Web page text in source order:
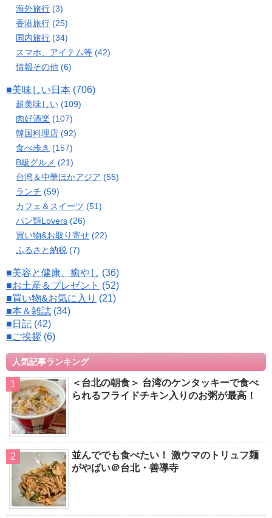
海外旅行 (3)
香港旅行 (25)
国内旅行 (34)
スマホ、アイテム等 (42)
情報その他 (6)
■美味しい日本 (706)
超美味しい (109)
肉好酒楽 (107)
韓国料理店 (92)
食べ歩き (157)
B級グルメ (21)
台湾＆中華ほかアジア (55)
ランチ (59)
カフェ＆スイーツ (51)
パン類Lovers (26)
買い物&お取り寄せ (22)
ふるさと納税 (7)
■美容と健康、癒やし (36)
■お土産＆プレゼント (52)
■買い物&お気に入り (21)
■本＆雑誌 (34)
■日記 (42)
■ご挨拶 (6)
人気記事ランキング
＜台北の朝食＞ 台湾のケンタッキーで食べ
られるフライドチキン入りのお粥が最高！
並んででも食べたい！ 激ウマのトリュフ麺
がやばい＠台北・善導寺